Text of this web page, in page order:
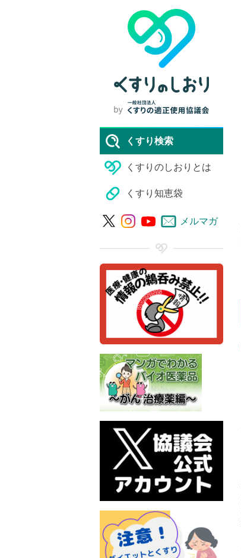
くすり検索
くすりのしおりとは
くすり知恵袋
メルマガ